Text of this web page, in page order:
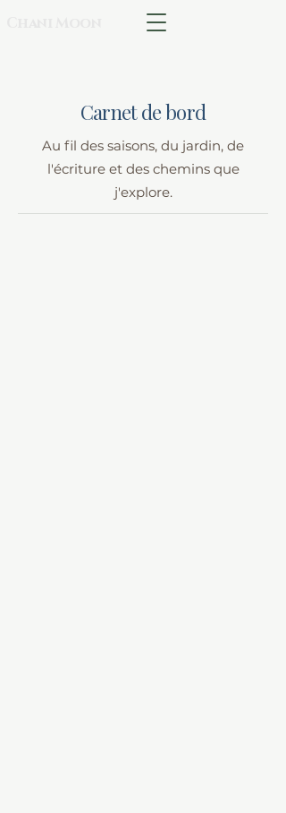
Carnet de bord
Au fil des saisons, du jardin, de
l'écriture et des chemins que
j'explore.